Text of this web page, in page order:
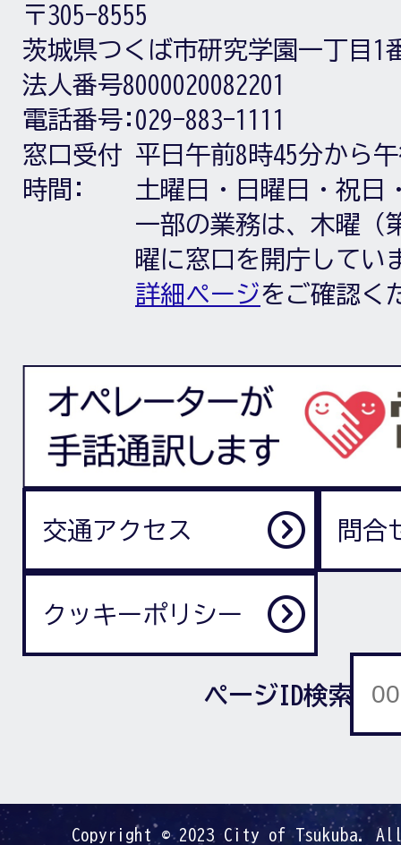
〒305-8555
茨城県つくば市研究学園一丁目1
法人番号8000020082201
電話番号: 029-883-1111
窓口受付
時間:
平日午前8時45分から
土曜日・日曜日・祝日
一部の業務は、木曜（
曜に窓口を開庁してい
詳細ページをご確認く
交通アクセス 問合
クッキーポリシー
ページID検索
Copyright © 2023 City of Tsukuba.